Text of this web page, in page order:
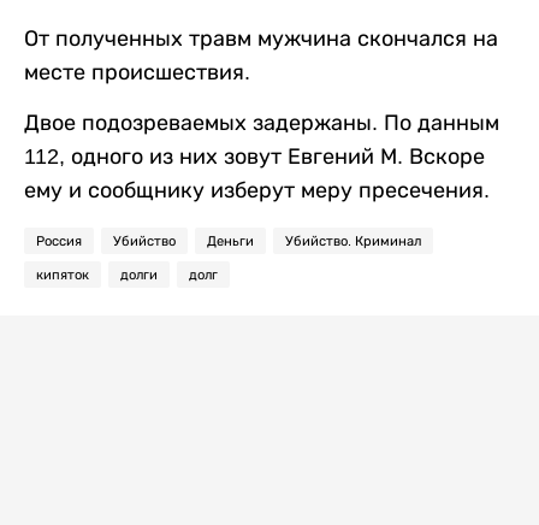
От полученных травм мужчина скончался на
месте происшествия.
Двое подозреваемых задержаны. По данным
112, одного из них зовут Евгений М. Вскоре
ему и сообщнику изберут меру пресечения.
Россия Убийство Деньги Убийство. Криминал
кипяток долги долг